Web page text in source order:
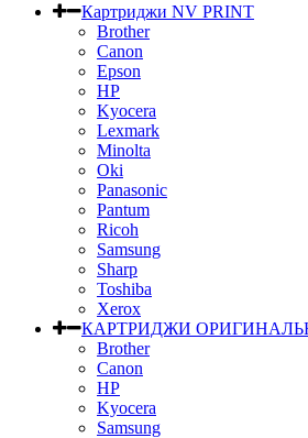
Картриджи NV PRINT
Brother
Canon
Epson
HP
Kyocera
Lexmark
Minolta
Oki
Panasonic
Pantum
Ricoh
Samsung
Sharp
Toshiba
Xerox
КАРТРИДЖИ
Brother
Canon
HP
Kyocera
Samsung